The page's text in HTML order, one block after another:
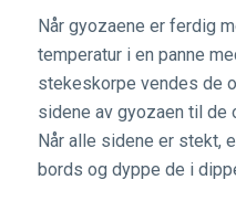
Når gyozaene er ferdig
temperatur i en panne
stekeskorpe vendes de
sidene av gyozaen til de
Når alle sidene er stekt,
bords og dyppe de i